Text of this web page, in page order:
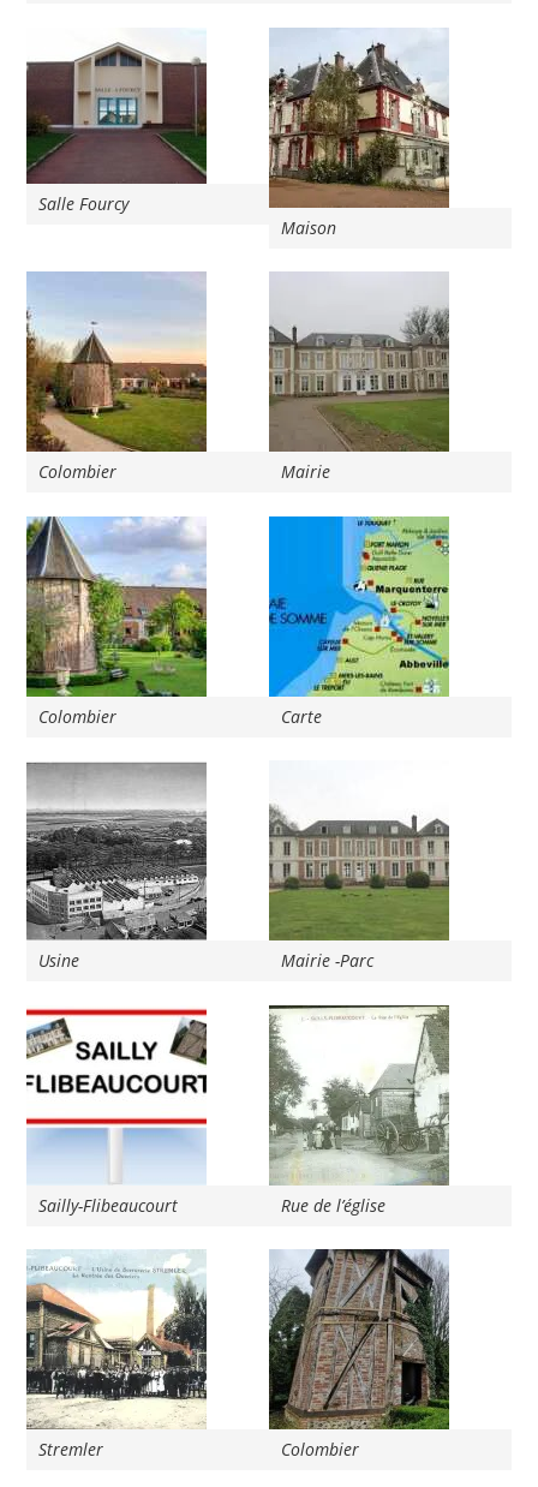
Salle Fourcy
Maison
Colombier Mairie
Colombier Carte
Usine Mairie -Parc
Sailly-Flibeaucourt Rue de l’église
Stremler Colombier